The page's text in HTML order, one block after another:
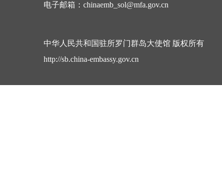
电子邮箱：chinaemb_sol@mfa.gov.cn
中华人民共和国驻所罗门群岛大使馆 版权所有
http://sb.china-embassy.gov.cn